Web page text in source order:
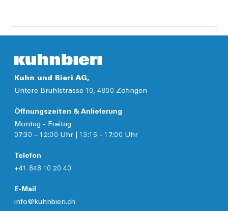
Kuhn und Bieri AG,
Untere Brühlstrasse 10, 4800 Zofingen
Öffnungszeiten & Anlieferung
Montag - Freitag
07:30 – 12:00 Uhr | 13:15 - 17:00 Uhr
Telefon
+41 848 10 20 40
E-Mail
info@kuhnbieri.ch